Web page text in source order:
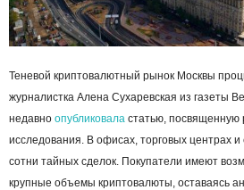
Теневой криптовалютный рынок Москвы
журналистка Алена Сухаревская из газеты
недавно опубликовала статью, посвященную
исследования. В офисах, торговых центрах
сотни тайных сделок. Покупатели имеют
крупные объемы криптовалюты, оставаясь